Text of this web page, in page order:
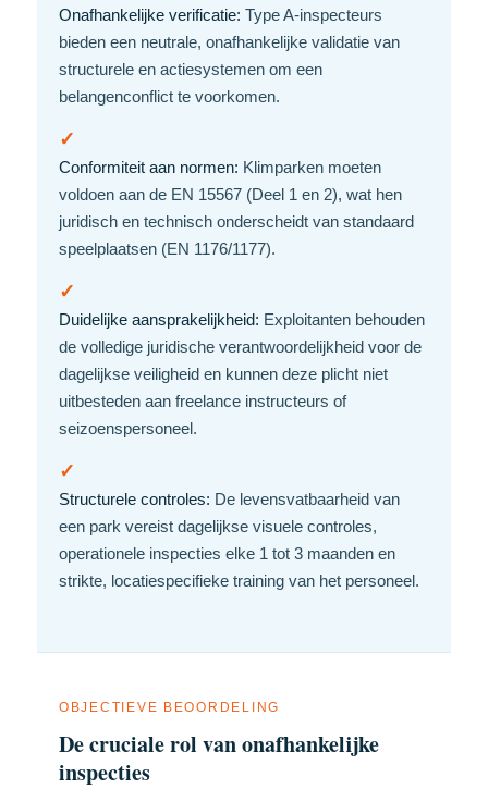
Onafhankelijke verificatie: Type A-inspecteurs
bieden een neutrale, onafhankelijke validatie van
structurele en actiesystemen om een
belangenconflict te voorkomen.
✓
Conformiteit aan normen: Klimparken moeten
voldoen aan de EN 15567 (Deel 1 en 2), wat hen
juridisch en technisch onderscheidt van standaard
speelplaatsen (EN 1176/1177).
✓
Duidelijke aansprakelijkheid: Exploitanten behouden
de volledige juridische verantwoordelijkheid voor de
dagelijkse veiligheid en kunnen deze plicht niet
uitbesteden aan freelance instructeurs of
seizoenspersoneel.
✓
Structurele controles: De levensvatbaarheid van
een park vereist dagelijkse visuele controles,
operationele inspecties elke 1 tot 3 maanden en
strikte, locatiespecifieke training van het personeel.
OBJECTIEVE BEOORDELING
De cruciale rol van onafhankelijke
inspecties